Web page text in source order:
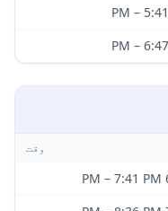
–
–
وقت
– 7:41 PM